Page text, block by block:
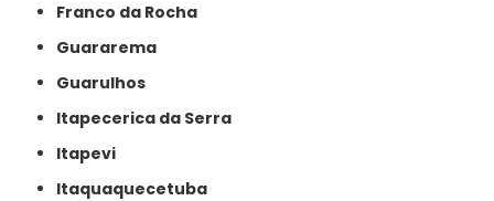
Franco da Rocha
Guararema
Guarulhos
Itapecerica da Serra
Itapevi
Itaquaquecetuba